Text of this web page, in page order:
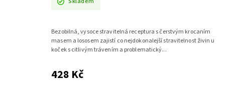
428 Kč
Bezobilná, vysoce stravitelná receptura s čerstvým krocaním
masem a lososem zajistí co nejdokonalejší stravitelnost živin u
koček s citlivým trávením a problematický...